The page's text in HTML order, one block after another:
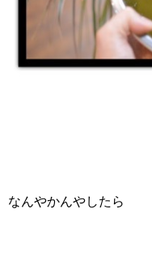
なんやかんやしたら